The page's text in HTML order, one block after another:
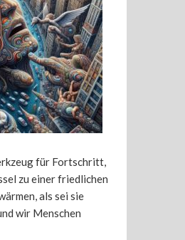
für Fortschritt,
zu einer friedlichen
als sei sie
wir Menschen